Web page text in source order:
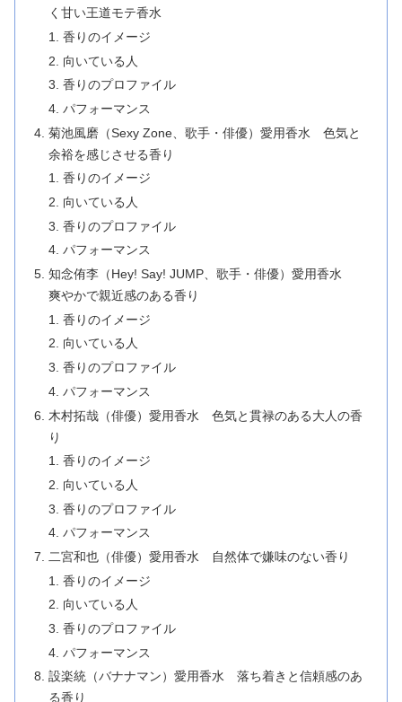
く甘い王道モテ香水
香りのイメージ
向いている人
香りのプロファイル
パフォーマンス
菊池風磨（Sexy Zone、歌手・俳優）愛用香水 色気と
余裕を感じさせる香り
香りのイメージ
向いている人
香りのプロファイル
パフォーマンス
知念侑李（Hey! Say! JUMP、歌手・俳優）愛用香水
爽やかで親近感のある香り
香りのイメージ
向いている人
香りのプロファイル
パフォーマンス
木村拓哉（俳優）愛用香水 色気と貫禄のある大人の香
り
香りのイメージ
向いている人
香りのプロファイル
パフォーマンス
二宮和也（俳優）愛用香水 自然体で嫌味のない香り
香りのイメージ
向いている人
香りのプロファイル
パフォーマンス
設楽統（バナナマン）愛用香水 落ち着きと信頼感のあ
る香り